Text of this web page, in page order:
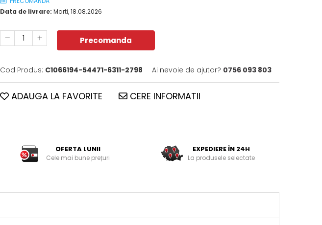
Data de livrare: Marti, 18.08.2026
Precomanda
Cod Produs: C1066194-54471-6311-2798 Ai nevoie de ajutor? 0756 093 803
ADAUGA LA FAVORITE CERE INFORMATII
OFERTA LUNII
Cele mai bune prețuri
EXPEDIERE ÎN 24H
La produsele selectate